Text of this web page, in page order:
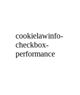
cookielawinfo-
checkbox-
performance